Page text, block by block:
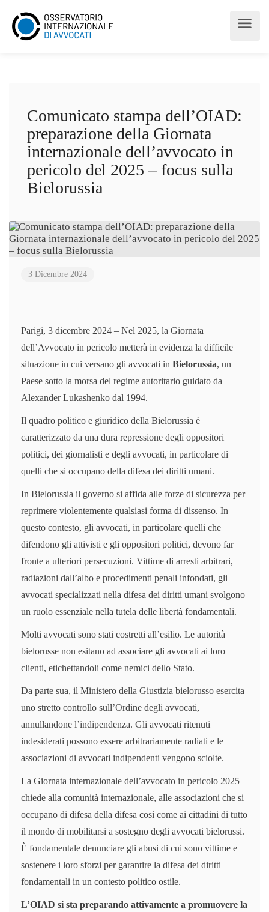
Comunicato stampa dell’OIAD:
preparazione della Giornata
internazionale dell’avvocato in
pericolo del 2025 – focus sulla
Bielorussia
3 Dicembre 2024
Parigi, 3 dicembre 2024 – Nel 2025, la Giornata
dell’Avvocato in pericolo metterà in evidenza la difficile
situazione in cui versano gli avvocati in Bielorussia, un
Paese sotto la morsa del regime autoritario guidato da
Alexander Lukashenko dal 1994.
Il quadro politico e giuridico della Bielorussia è
caratterizzato da una dura repressione degli oppositori
politici, dei giornalisti e degli avvocati, in particolare di
quelli che si occupano della difesa dei diritti umani.
In Bielorussia il governo si affida alle forze di sicurezza per
reprimere violentemente qualsiasi forma di dissenso. In
questo contesto, gli avvocati, in particolare quelli che
difendono gli attivisti e gli oppositori politici, devono far
fronte a ulteriori persecuzioni. Vittime di arresti arbitrari,
radiazioni dall’albo e procedimenti penali infondati, gli
avvocati specializzati nella difesa dei diritti umani svolgono
un ruolo essenziale nella tutela delle libertà fondamentali.
Molti avvocati sono stati costretti all’esilio. Le autorità
bielorusse non esitano ad associare gli avvocati ai loro
clienti, etichettandoli come nemici dello Stato.
Da parte sua, il Ministero della Giustizia bielorusso esercita
uno stretto controllo sull’Ordine degli avvocati,
annullandone l’indipendenza. Gli avvocati ritenuti
indesiderati possono essere arbitrariamente radiati e le
associazioni di avvocati indipendenti vengono sciolte.
La Giornata internazionale dell’avvocato in pericolo 2025
chiede alla comunità internazionale, alle associazioni che si
occupano di difesa della difesa così come ai cittadini di tutto
il mondo di mobilitarsi a sostegno degli avvocati bielorussi.
È fondamentale denunciare gli abusi di cui sono vittime e
sostenere i loro sforzi per garantire la difesa dei diritti
fondamentali in un contesto politico ostile.
L’OIAD si sta preparando attivamente a promuovere la